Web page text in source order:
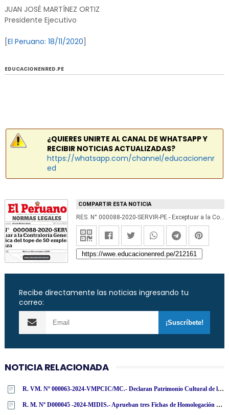
JUAN JOSÉ MARTÍNEZ ORTIZ
Presidente Ejecutivo
[El Peruano: 18/11/2020
EDUCACIONENRED.PE
¿QUIERES UNIRTE AL CANAL DE WHATSAPP Y
RECIBIR NOTICIAS ACTUALIZADAS?
https://whatsapp.com/channel/educacionenr
ed
COMPARTIR ESTA NOTICIA
RES. N° 000088-2020-SERVIR-PE.- Exceptuar a la Contraloría General de la República del tope de 50 empleados de confianza
Recibe directamente las noticias ingresando tu
correo:
NOTICIA RELACIONADA
R. VM. Nº 000063-2024-VMPCIC/MC.- Declaran Patrimonio Cultural de la Nación cincuenta bienes muebles repatriados de la República Federal de Alemania
R. M. Nº D000045 -2024-MIDIS.- Aprueban tres Fichas de Homologación de Buzos de Poliéster en Polar